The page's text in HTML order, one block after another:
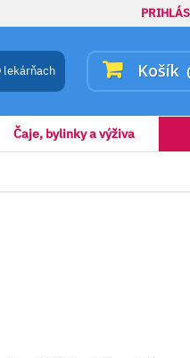
Košík
lekárňach
Čaje, bylinky a výživa